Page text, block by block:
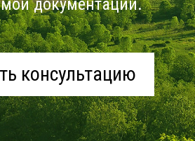
документации.
консультацию